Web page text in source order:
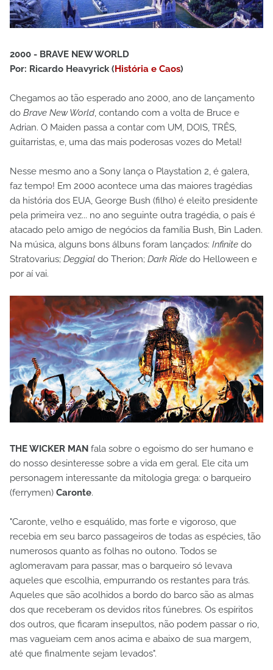
2000 - BRAVE NEW WORLD
Por: Ricardo Heavyrick (História e Caos)
Chegamos ao tão esperado ano 2000, ano de lançamento
do Brave New World, contando com a volta de Bruce e
Adrian. O Maiden passa a contar com UM, DOIS, TRÊS,
guitarristas, e, uma das mais poderosas vozes do Metal!
Nesse mesmo ano a Sony lança o Playstation 2, é galera,
faz tempo! Em 2000 acontece uma das maiores tragédias
da história dos EUA, George Bush (filho) é eleito presidente
pela primeira vez... no ano seguinte outra tragédia, o país é
atacado pelo amigo de negócios da família Bush, Bin Laden.
Na música, alguns bons álbuns foram lançados: Infinite do
Stratovarius; Deggial do Therion; Dark Ride do Helloween e
por aí vai.
THE WICKER MAN fala sobre o egoismo do ser humano e
do nosso desinteresse sobre a vida em geral. Ele cita um
personagem interessante da mitologia grega: o barqueiro
(ferrymen) Caronte.
"Caronte, velho e esquálido, mas forte e vigoroso, que
recebia em seu barco passageiros de todas as espécies, tão
numerosos quanto as folhas no outono. Todos se
aglomeravam para passar, mas o barqueiro só levava
aqueles que escolhia, empurrando os restantes para trás.
Aqueles que são acolhidos a bordo do barco são as almas
dos que receberam os devidos ritos fúnebres. Os espíritos
dos outros, que ficaram insepultos, não podem passar o rio,
mas vagueiam cem anos acima e abaixo de sua margem,
até que finalmente sejam levados".